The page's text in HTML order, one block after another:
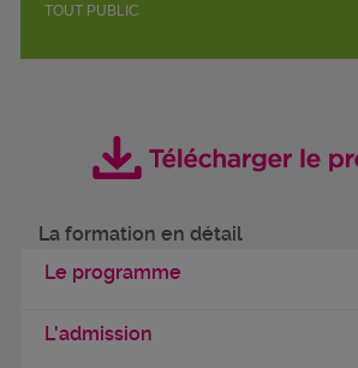
TOUT PUBLIC
La formation en détail
Le programme
L'admission